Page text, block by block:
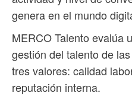
genera en el mundo
MERCO Talento evalúa
gestión del talento de
tres valores: calidad
reputación interna.